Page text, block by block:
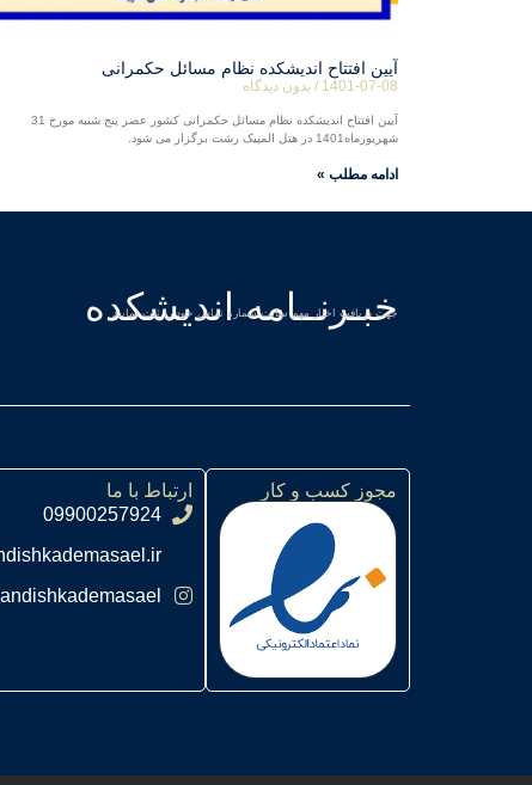
آیین افتتاح اندیشکده نظام مسائل حکمرانی
1401-07-08 بدون دیدگاه
آیین افتتاح اندیشکده نظام مسائل حکمرانی کشور عصر پنج شنبه مورخ 31
شهریورماه1401 در هتل المپیک رشت برگزار می شود.
ادامه مطلب »
خبـرنــامه اندیشکده
جهت دریافت اخبار مهم سایت شماره تماس خود را ثبت نمایید
مجوز کسب و کار
ارتباط با ما
09900257924
andishkademasael